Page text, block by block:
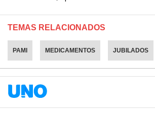
TEMAS RELACIONADOS
PAMI MEDICAMENTOS JUBILADOS